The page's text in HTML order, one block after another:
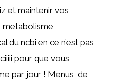
et maintenir vos
metabolisme
du ncbi en ce n’est pas
pour que vous
par jour ! Menus, de